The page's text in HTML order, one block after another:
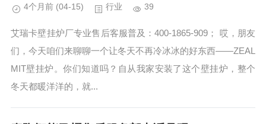
4个月前 (04-15) 行业 39
艾瑞卡壁挂炉厂专业售后客服普及：400-1865-909； 哎，朋友
们，今天咱们来聊聊一个让冬天不再冷冰冰的好东西——ZEAL
MIT壁挂炉。你们知道吗？自从我家安装了这个壁挂炉，整个
冬天都暖洋洋的，就...